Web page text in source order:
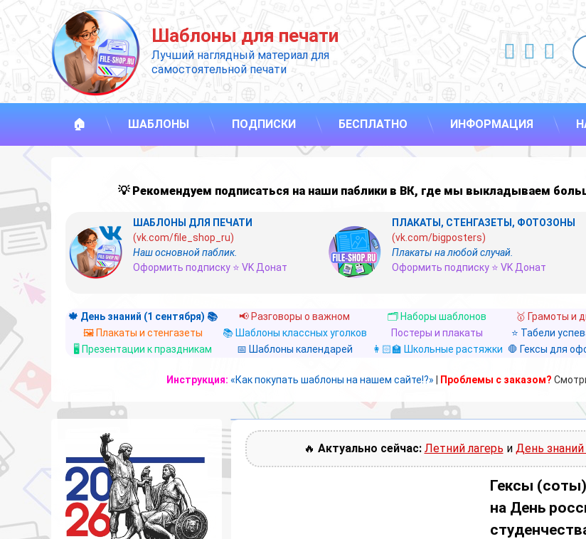
Перейти
к
содержимому
Шаблоны для печати
Лучший наглядный материал для
самостоятельной печати
E-
🏠 ШАБЛОНЫ ПОДПИСКИ БЕСПЛАТНО ИНФОРМАЦИЯ
💡 Рекомендуем подписаться на наши паблики в ВК, где мы выкладываем
ШАБЛОНЫ ДЛЯ ПЕЧАТИ
(vk.com/file_shop_ru)
Наш основной паблик.
Оформить подписку ⭐ VK Донат
ПЛАКАТЫ, СТЕНГАЗЕТЫ, ФОТОЗОНЫ
(vk.com/bigposters)
Плакаты на любой случай.
Оформить подписку ⭐ VK Донат
🍁 День знаний (1 сентября) 📚 📢 Разговоры о важном 🗂️ Наборы шаблонов 🥇 Грамоты и
🖼️ Плакаты и стенгазеты
📚 Шаблоны классных уголков Постеры и плакаты ⭐ Табели
🖥️ Презентации к праздникам
📅 Шаблоны календарей 👩🏻‍🏫 Школьные растяжки 🛑 Гексы для
Инструкция: «Как покупать шаблоны на нашем сайте!?» Проблемы с заказом?
🔥 Актуально сейчас: Летний лагерь и День знаний
Гексы
на День